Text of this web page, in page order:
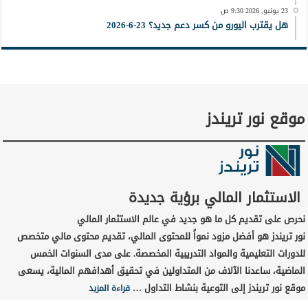
23 يونيو, 2026 9:30 ص
هل يقترب اليورو من كسر دعم جديد؟ 23-6-2026
موقع نور تريندز
الاستثمار المالي برؤية جديدة
نحرص على تقديم كل ما هو جديد في عالم الاستثمار المالي
نور تريندز هو أفضل مزود نمواً للمحتوى المالي، تقديم محتوى مالي متخصص
للدورات التعليمية والمواد التدريبية المخصصة. على مدى السنوات الخمس
الماضية، ساعدنا الآلاف من المتداولين في تحقيق أهدافهم المالية، يسعى
موقع نور تريندز إلى التوعية بنشاط التداول …قراءة المزيد